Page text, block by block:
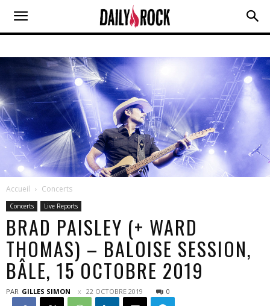
Accueil Concerts
Concerts Live Reports
BRAD PAISLEY (+ WARD
THOMAS) – BALOISE SESSION,
BÂLE, 15 OCTOBRE 2019
PAR GILLES SIMON 22 OCTOBRE 2019 0